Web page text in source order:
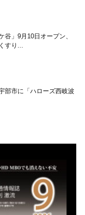
谷」9月10日オープン、
すり...
部市に「ハローズ西岐波